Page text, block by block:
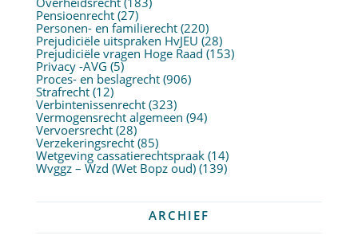
Pensioenrecht(27)
Personen- en familierecht(220)
Prejudiciële uitspraken HvJEU (28)
Prejudiciële vragen Hoge Raad (153)
Privacy -AVG (5)
Proces- en beslagrecht(906)
Strafrecht(12)
Verbintenissenrecht(323)
Vermogensrecht algemeen (94)
Vervoersrecht(28)
Verzekeringsrecht(85)
Wetgeving cassatierechtspraak(14)
Wvggz – Wzd (Wet Bopz oud)(139)
ARCHIEF